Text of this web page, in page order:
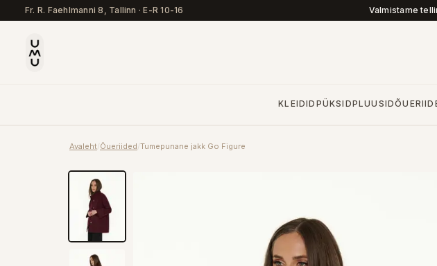
Fr. R. Faehlmanni 8, Tallinn ·E-R 10-16 Valmistame
KLEIDID PÜKSIDPLUUSID
Avaleht/Õueriided/Tumepunane jakk Go Figure